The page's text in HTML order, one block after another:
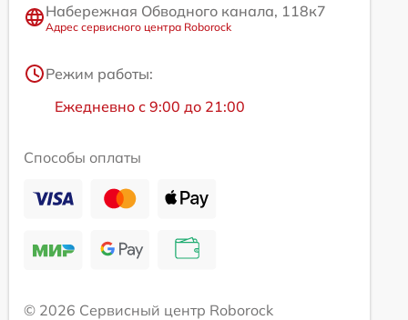
Набережная Обводного канала, 118к7
Адрес сервисного центра Roborock
Режим работы:
Ежедневно с 9:00 до 21:00
Способы оплаты
© 2026 Сервисный центр Roborock